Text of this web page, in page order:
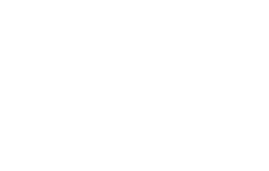
diplomacie -
v Bratislave
a o zmene a doplnení niektorých zákonov v znení neskorších